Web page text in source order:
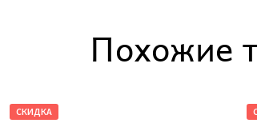
Похожие
СКИДКА